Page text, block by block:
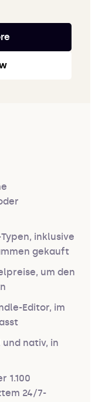
inklusive
gekauft
um den
Editor, im
nativ, in
1.100
24/7-